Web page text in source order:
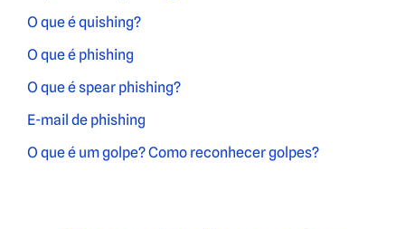
O que é quishing?
O que é phishing
O que é spear phishing?
E-mail de phishing
O que é um golpe? Como reconhecer golpes?